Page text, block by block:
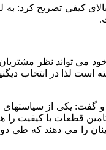
می تواند نظر
است لذا در انتخاب
و گفت: یکی از
قطعات با